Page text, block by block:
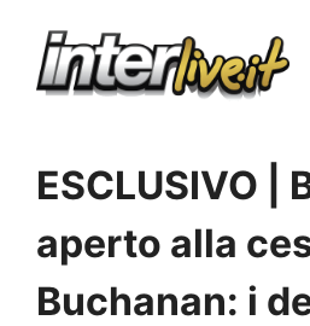
ESCLUSIVO |
aperto alla
Buchanan: i